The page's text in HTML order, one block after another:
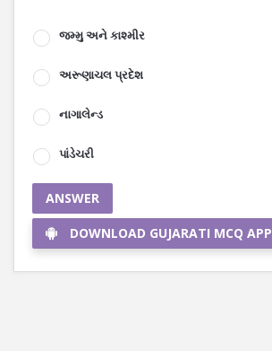
જમ્મુ અને કાશ્મીર
અરૂણાચલ પ્રદેશ
નાગાલેન્ડ
પાંડેચરી
ANSWER
DOWNLOAD GUJARATI MCQ APP